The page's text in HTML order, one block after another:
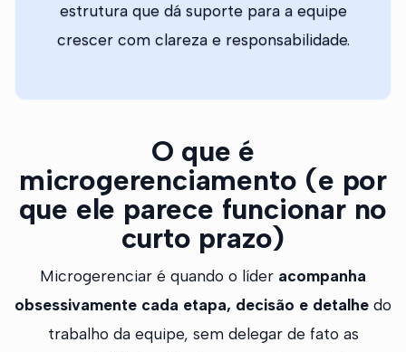
estrutura que dá suporte para a equipe
crescer com clareza e responsabilidade.
O que é
microgerenciamento (e por
que ele parece funcionar no
curto prazo)
Microgerenciar é quando o líder acompanha
obsessivamente cada etapa, decisão e detalhe do
trabalho da equipe, sem delegar de fato as